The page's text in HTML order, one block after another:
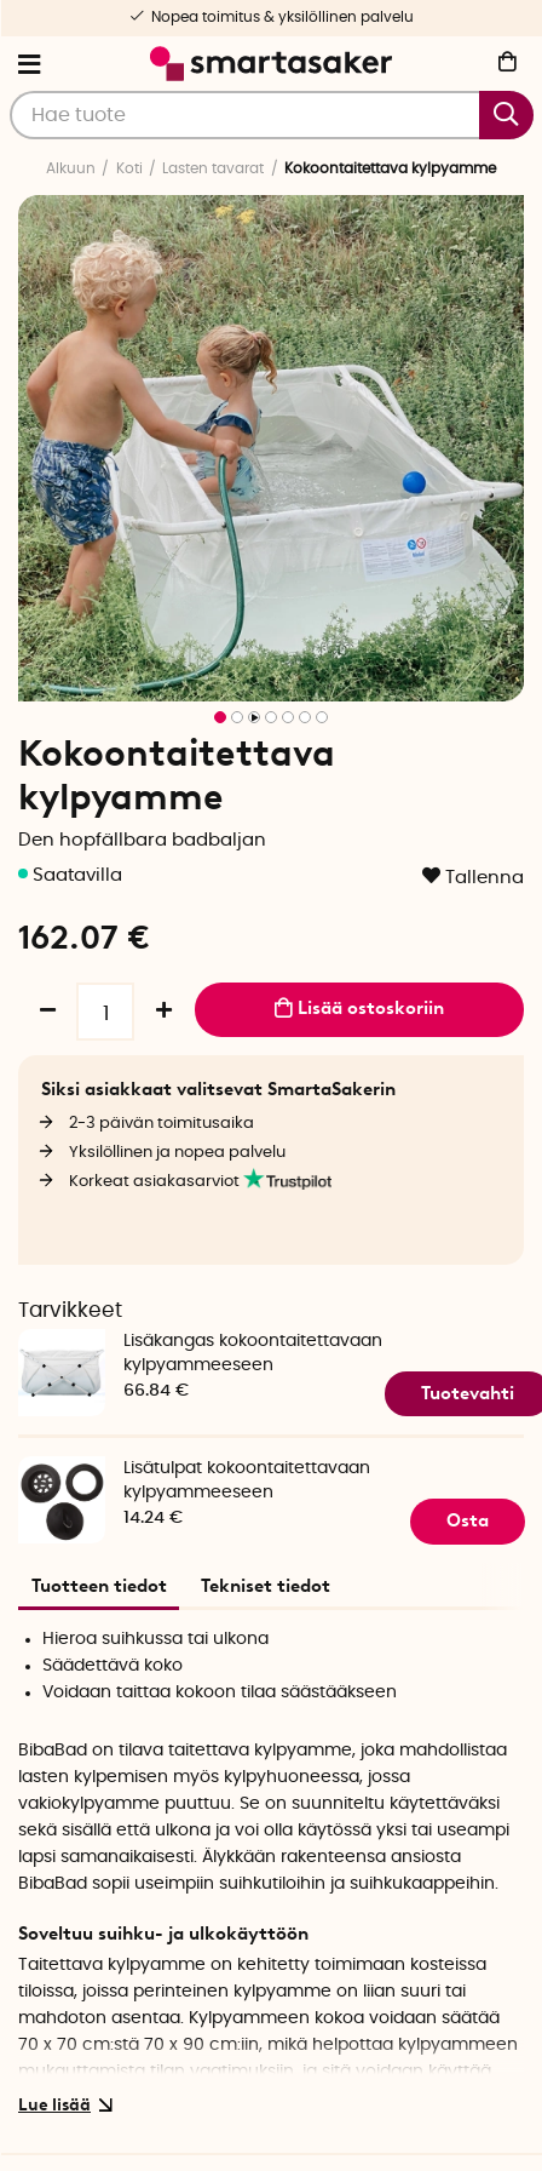
Nopea toimitus & yksilöllinen palvelu
Alkuun Koti Lasten tavarat Kokoontaitettava kylpyamme
Kokoontaitettava
kylpyamme
Den hopfällbara badbaljan
Tallenna
162.07 €
Lisää ostoskoriin
Siksi asiakkaat valitsevat SmartaSakerin
2-3 päivän toimitusaika
Yksilöllinen ja nopea palvelu
Korkeat asiakasarviot
Tarvikkeet
Lisäkangas kokoontaitettavaan
kylpyammeeseen
66.84 €
Tuotevahti
Lisätulpat kokoontaitettavaan
kylpyammeeseen
14.24 €
Osta
Tuotteen tiedot Tekniset tiedot
Hieroa suihkussa tai ulkona
Säädettävä koko
Voidaan taittaa kokoon tilaa säästääkseen
BibaBad on tilava taitettava kylpyamme, joka mahdollistaa
lasten kylpemisen myös kylpyhuoneessa, jossa
vakiokylpyamme puuttuu. Se on suunniteltu käytettäväksi
sekä sisällä että ulkona ja voi olla käytössä yksi tai useampi
lapsi samanaikaisesti. Älykkään rakenteensa ansiosta
BibaBad sopii useimpiin suihkutiloihin ja suihkukaappeihin.
Soveltuu suihku- ja ulkokäyttöön
Taitettava kylpyamme on kehitetty toimimaan kosteissa
tiloissa, joissa perinteinen kylpyamme on liian suuri tai
mahdoton asentaa. Kylpyammeen kokoa voidaan säätää
70 x 70 cm:stä 70 x 90 cm:iin, mikä helpottaa kylpyammeen
mukauttamista tilan vaatimuksiin, ja sitä voidaan käyttää
sekä avoimissa suihkuissa että suihkukaapeissa.